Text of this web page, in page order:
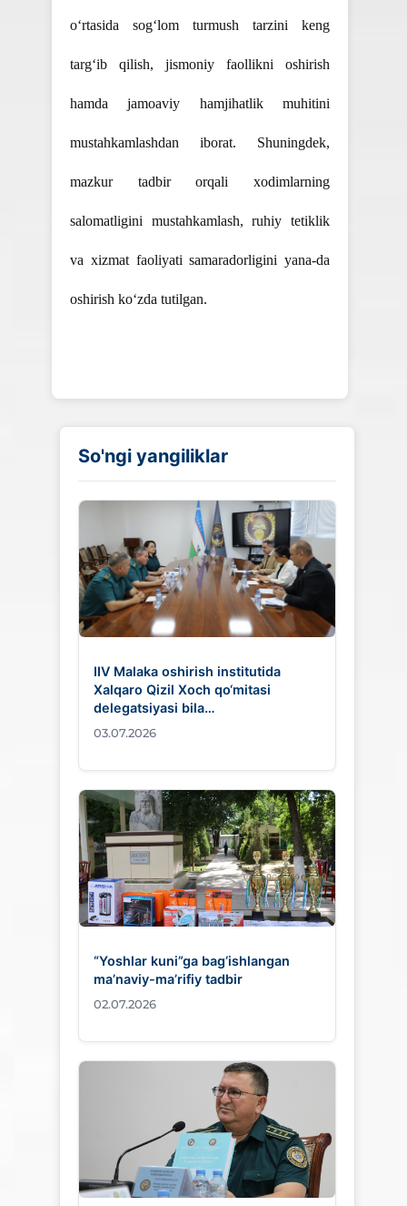
o‘rtasida sog‘lom turmush tarzini keng
targ‘ib qilish, jismoniy faollikni oshirish
hamda jamoaviy hamjihatlik muhitini
mustahkamlashdan iborat. Shuningdek,
mazkur tadbir orqali xodimlarning
salomatligini mustahkamlash, ruhiy tetiklik
va xizmat faoliyati samaradorligini yana-da
oshirish ko‘zda tutilgan.
So'ngi yangiliklar
IIV Malaka oshirish institutida
Xalqaro Qizil Xoch qo‘mitasi
delegatsiyasi bila…
03.07.2026
“Yoshlar kuni”ga bag‘ishlangan
ma’naviy-ma’rifiy tadbir
02.07.2026